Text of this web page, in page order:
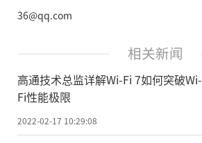
36@qq.com
相关新闻
高通技术总监详解Wi-Fi 7如何突破Wi-
Fi性能极限
2022-02-17 10:29:08